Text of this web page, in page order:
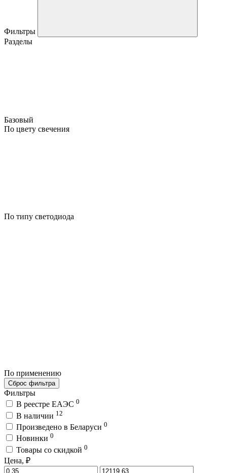
Фильтры
Разделы
Базовый
По цвету свечения
По типу светодиода
По применению
Сброс фильтра
Фильтры
В реестре ЕАЭС 0
В наличии 12
Произведено в Беларуси 0
Новинки 0
Товары со скидкой 0
Цена, ₽